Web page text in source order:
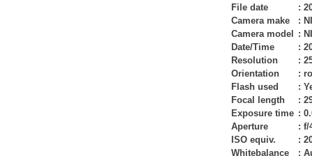
File date
:
Camera make
:
Camera model
:
Date/Time
:
Resolution
:
Orientation
:
Flash used
:
Focal length
:
Exposure time :
Aperture
: f/
ISO equiv.
:
Whitebalance
: